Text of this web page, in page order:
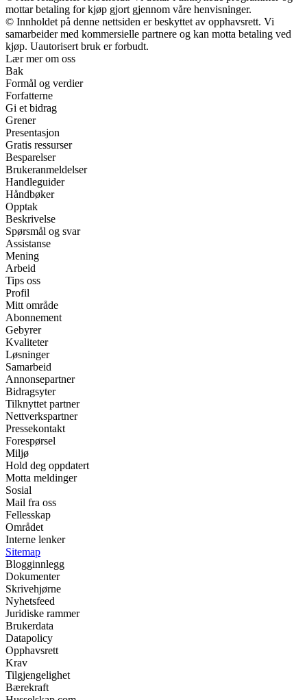
mottar betaling for kjøp gjort gjennom våre henvisninger.
© Innholdet på denne nettsiden er beskyttet av opphavsrett. Vi
samarbeider med kommersielle partnere og kan motta betaling ved
kjøp. Uautorisert bruk er forbudt.
Lær mer om oss
Bak
Formål og verdier
Forfatterne
Gi et bidrag
Grener
Presentasjon
Gratis ressurser
Besparelser
Brukeranmeldelser
Handleguider
Håndbøker
Opptak
Beskrivelse
Spørsmål og svar
Assistanse
Mening
Arbeid
Tips oss
Profil
Mitt område
Abonnement
Gebyrer
Kvaliteter
Løsninger
Samarbeid
Annonsepartner
Bidragsyter
Tilknyttet partner
Nettverkspartner
Pressekontakt
Forespørsel
Miljø
Hold deg oppdatert
Motta meldinger
Sosial
Mail fra oss
Fellesskap
Området
Interne lenker
Sitemap
Blogginnlegg
Dokumenter
Skrivehjørne
Nyhetsfeed
Juridiske rammer
Brukerdata
Datapolicy
Opphavsrett
Krav
Tilgjengelighet
Bærekraft